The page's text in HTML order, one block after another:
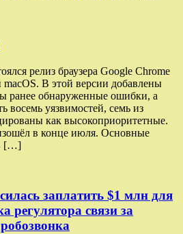
релиз браузера Google Chrome
В этой версии добавлены
ранее обнаруженные ошибки, а
восемь уязвимостей, семь из
как высокоприоритетные.
в конце июля. Основные
[…]
заплатить $1 млн для
регулятора связи за